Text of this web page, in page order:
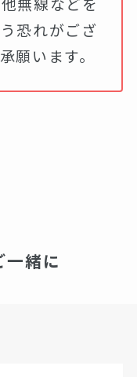
恐れがござ
願います。
緒に